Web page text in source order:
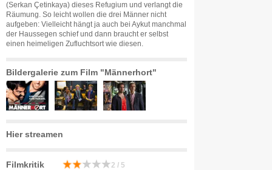
(Serkan Çetinkaya) dieses Refugium und verlangt die
Räumung. So leicht wollen die drei Männer nicht
aufgeben: Vielleicht hängt ja auch bei Aykut manchmal
der Haussegen schief und dann braucht er selbst
einen heimeligen Zufluchtsort wie diesen.
Bildergalerie zum Film "Männerhort"
Hier streamen
Filmkritik 2 / 5